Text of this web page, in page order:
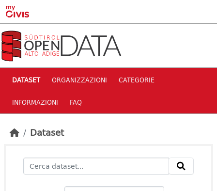
Skip to main content
DATASET ORGANIZZAZIONI CATEGORIE
INFORMAZIONI FAQ
Dataset